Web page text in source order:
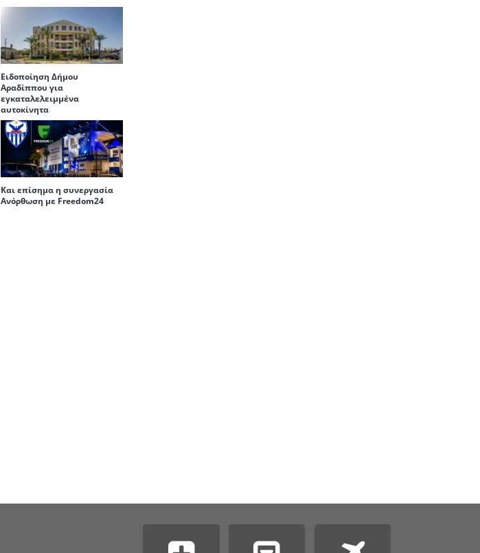
Ειδοποίηση Δήμου
Αραδίππου για
εγκαταλελειμμένα
αυτοκίνητα
Και επίσημα η συνεργασία
Ανόρθωση με Freedom24